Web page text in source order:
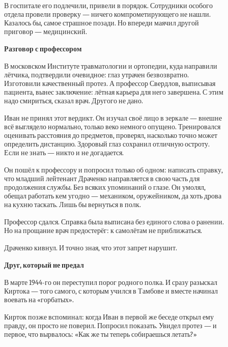
В госпитале его подлечили, привели в порядок. Сотрудники особого
отдела провели проверку — ничего компрометирующего не нашли.
Казалось бы, самое страшное позади. Но впереди маячил другой
приговор — медицинский.
Разговор с профессором
В московском Институте травматологии и ортопедии, куда направили
лётчика, подтвердили очевидное: глаз утрачен безвозвратно.
Изготовили качественный протез. А профессор Свердлов, выписывая
пациента, вынес заключение: лётная карьера для него завершена. С этим
надо смириться, сказал врач. Другого не дано.
Иван не принял этот вердикт. Он изучал своё лицо в зеркале — внешне
всё выглядело нормально, только веко немного опущено. Тренировался
оценивать расстояния до предметов, проверял, насколько точно может
определить дистанцию. Здоровый глаз сохранил отличную остроту.
Если не знать — никто и не догадается.
Он пошёл к профессору и попросил только об одном: написать справку,
что младший лейтенант Драченко направляется в свою часть для
продолжения службы. Без всяких упоминаний о глазе. Он умолял,
обещал работать кем угодно — механиком, оружейником, да хоть дрова
на кухню таскать. Лишь бы вернуться в полк.
Профессор сдался. Справка была выписана без единого слова о ранении.
Но на прощание врач предостерёг: к самолётам не приближаться.
Драченко кивнул. И точно зная, что этот запрет нарушит.
Друг, который не предал
В марте 1944-го он переступил порог родного полка. И сразу разыскал
Киртока — того самого, с которым учился в Тамбове и вместе начинал
воевать на «горбатых».
Кирток позже вспоминал: когда Иван в первой же беседе открыл ему
правду, он просто не поверил. Попросил показать. Увидел протез — и
первое, что вырвалось: «Как же ты теперь собираешься летать?»